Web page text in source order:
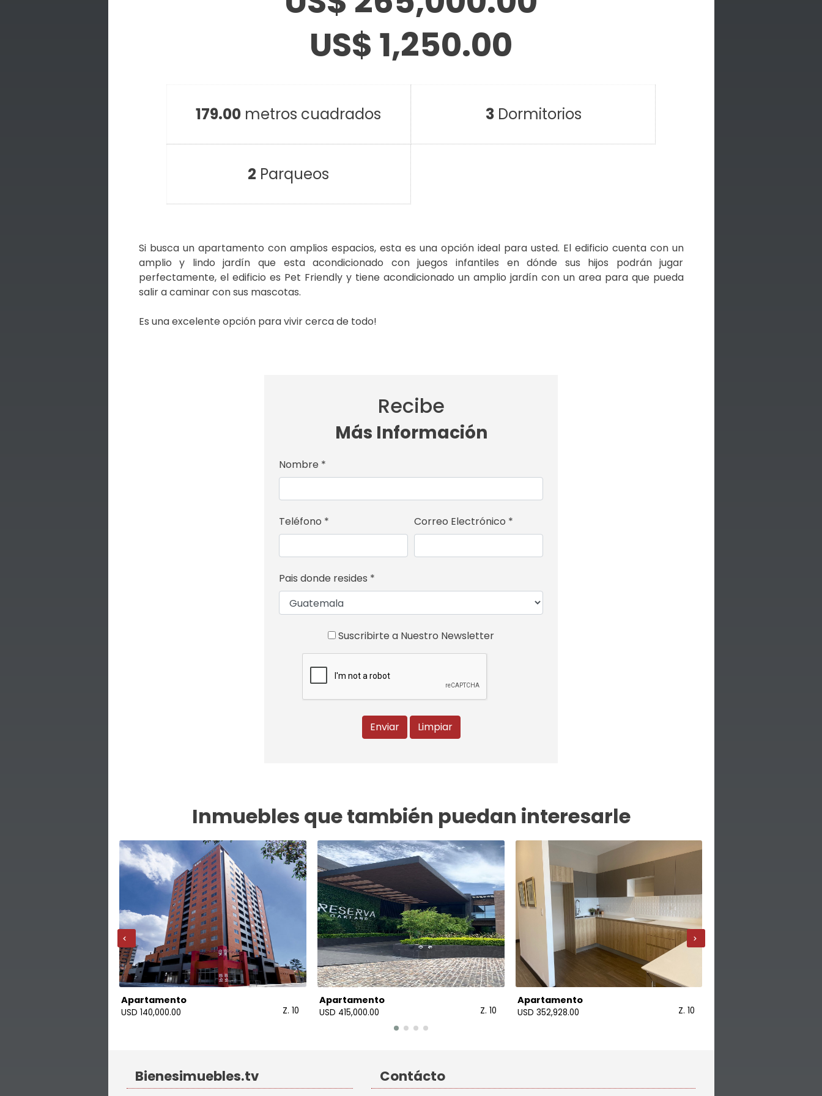
US$ 1,250.00
179.00 metros cuadrados 3Dormitorios
2 Parqueos
Si busca un apartamento con amplios espacios, esta es una opción ideal para usted. El edificio cuenta con un
amplio y lindo jardín que esta acondicionado con juegos infantiles en dónde sus hijos podrán jugar
perfectamente, el edificio es Pet Friendly y tiene acondicionado un amplio jardín con un area para que pueda
salir a caminar con sus mascotas.
Es una excelente opción para vivir cerca de todo!
Recibe
Más Información
Nombre *
Teléfono * Correo Electrónico *
Pais donde resides *
Suscribirte a Nuestro Newsletter
Enviar Limpiar
Inmuebles que también puedan interesarle
Apartamento
USD 140,000.00 Z. 10
Apartamento
USD 415,000.00 Z. 10
Apartamento
USD 352,928.00 Z. 10
›
Bienesimuebles.tv Contácto